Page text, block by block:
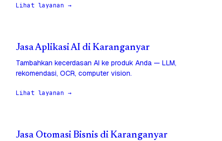
Lihat layanan →
Jasa Aplikasi AI di Karanganyar
Tambahkan kecerdasan AI ke produk Anda — LLM,
rekomendasi, OCR, computer vision.
Lihat layanan →
Jasa Otomasi Bisnis di Karanganyar